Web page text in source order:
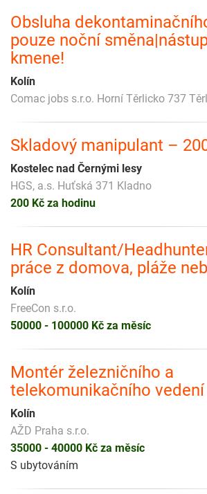
Obsluha
pouze noční
kmene!
Kolín
Comac jobs s.r.o. Horní Těrlicko 737
Skladový manipulant –
Kostelec nad Černými lesy
HGS, a.s. Huťská 371 Kladno
200 Kč za hodinu
HR Consultant/
práce z domova, pláže
Kolín
FreeCon s.r.o.
50000 - 100000 Kč za měsíc
Montér železničního a
telekomunikačního vedení
Kolín
AŽD Praha s.r.o.
35000 - 40000 Kč za měsíc
S ubytováním